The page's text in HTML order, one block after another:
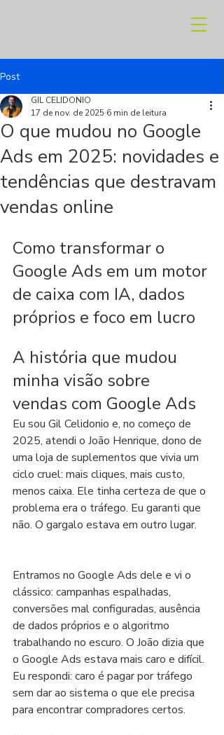
Post
O que mudou no Google
Ads em 2025: novidades e
tendências que destravam
vendas online
GIL CELIDONIO
17 de nov. de 2025 6 min de leitura
Como transformar o
Google Ads em um motor
de caixa com IA, dados
próprios e foco em lucro
A história que mudou
minha visão sobre
vendas com Google Ads
Eu sou Gil Celidonio e, no começo de
2025, atendi o João Henrique, dono de
uma loja de suplementos que vivia um
ciclo cruel: mais cliques, mais custo,
menos caixa. Ele tinha certeza de que o
problema era o tráfego. Eu garanti que
não. O gargalo estava em outro lugar.
Entramos no Google Ads dele e vi o
clássico: campanhas espalhadas,
conversões mal configuradas, ausência
de dados próprios e o algoritmo
trabalhando no escuro. O João dizia que
o Google Ads estava mais caro e difícil.
Eu respondi: caro é pagar por tráfego
sem dar ao sistema o que ele precisa
para encontrar compradores certos.